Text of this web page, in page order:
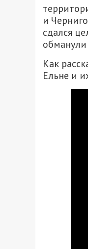
и
сдался
Как
Ельне и